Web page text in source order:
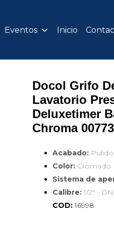
Eventos Inicio
Docol Grifo
Lavatorio
Deluxetimer
Chroma
Acabado: Pulido
Color: Cromado
Sistema de
Calibre: 1/2" - DN
COD:16998